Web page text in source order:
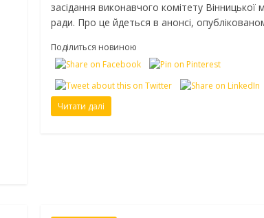
засідання виконавчого комітету Вінницької
ради. Про це йдеться в анонсі,
Поділиться новиною
Читати далі